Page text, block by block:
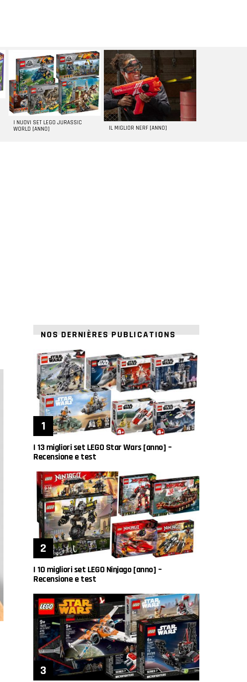
I NUOVI SET LEGO JURASSIC
WORLD [ANNO]
IL MIGLIOR NERF [ANNO]
NOS DERNIÈRES PUBLICATIONS
I 13 migliori set LEGO Star Wars [anno] –
Recensione e test
I 10 migliori set LEGO Ninjago [anno] –
Recensione e test